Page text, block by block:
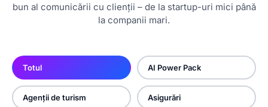
bun al comunicării cu clienții – de la startup-uri mici până
la companii mari.
Totul AI Power Pack
Agenții de turism Asigurări